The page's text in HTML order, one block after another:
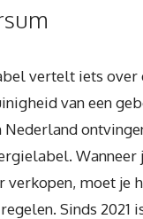
vertelt iets over
van een
Wanneer
verkopen, moet je
Sinds 2021